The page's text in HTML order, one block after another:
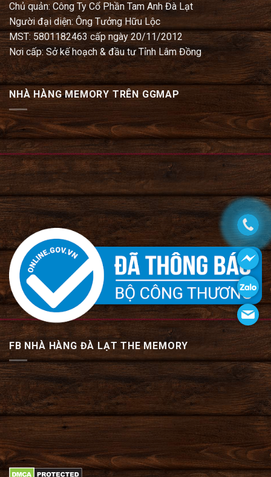
Chủ quản: Công Ty Cổ Phần Tam Anh Đà Lạt
Người đại diện: Ông Tưởng Hữu Lộc
MST: 5801182463 cấp ngày 20/11/2012
Nơi cấp: Sở kế hoạch & đầu tư Tỉnh Lâm Đồng
NHÀ HÀNG MEMORY TRÊN GGMAP
FB NHÀ HÀNG ĐÀ LẠT THE MEMORY